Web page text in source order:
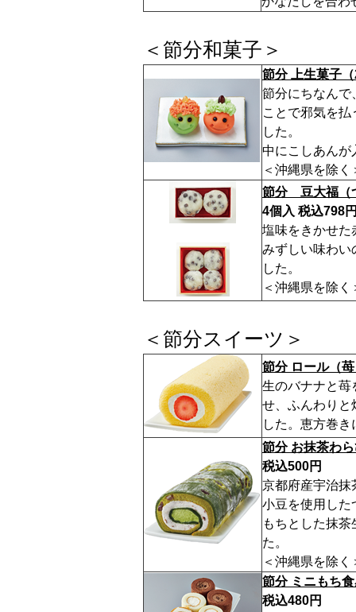
＜節分和菓子＞
節分 上生菓子
節分にちなんで
ことで邪気を
した。
中にこしあんが
＜沖縄県を除く
節分 豆大福（
4個入 税込798
塩味をきかせた
みずしい味わい
した。
＜沖縄県を除く
＜節分スイーツ＞
節分 ロール（
生のバナナと苺
せ、ふんわりと
した。恵方巻
節分 お抹茶わ
税込500円
京都府産宇治抹
小豆を使用した
もちとした抹
た。
＜沖縄県を除く
節分 ミニもち
税込480円